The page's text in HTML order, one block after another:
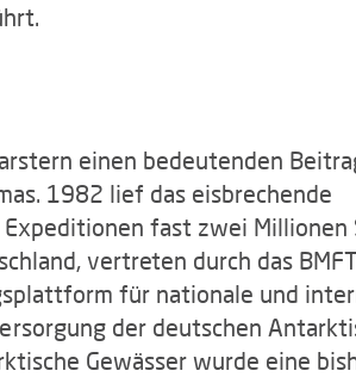
einen bedeutenden
1982 lief das eisbrechende
fast zwei Millionen
vertreten durch das
für nationale und
der deutschen
Gewässer wurde eine